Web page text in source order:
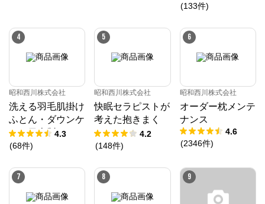
象》／MuAtsu
(133件)
4
昭和西川株式会社
洗える羽毛肌掛け
ふとん・ダウンケ
ット日本製ドイツ
ダックダウン9
パワー［CMD羽
毛］
4.3
(68件)
5
昭和西川株式会社
快眠セラピストが
考えた抱きまく
ら/EC220 4.2
(148件)
6
昭和西川株式会社
オーダー枕メンテ
ナンス
4.6
(2346件)
7 8 9